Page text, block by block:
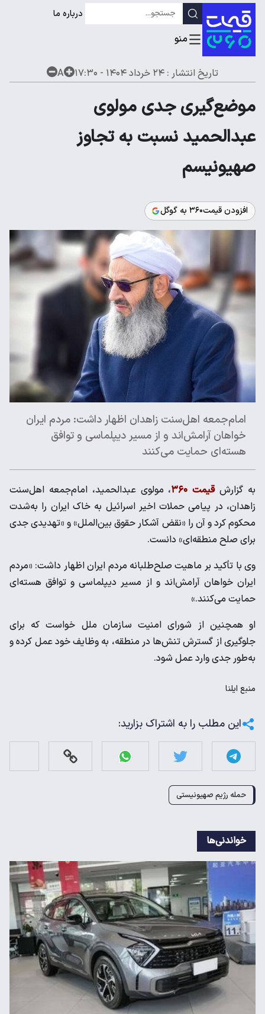
درباره ما
تاریخ انتشار : ۲۴ خرداد ۱۴۰۴ - ۱۷:۳۰ A
موضع‌گیری جدی مولوی
عبدالحمید نسبت به تجاوز
صهیونیسم
افزودن قیمت۳۶۰ به گوگل
امام‌جمعه اهل‌سنت زاهدان اظهار داشت: مردم ایران
خواهان آرامش‌اند و از مسیر دیپلماسی و توافق
هسته‌ای حمایت می‌کنند
به گزارشقیمت ۳۶۰
، مولوی عبدالحمید، امام‌جمعه اهل‌سنت
زاهدان، در پیامی حملات اخیر اسرائیل به خاک ایران را به‌شدت
محکوم کرد و آن را «نقض آشکار حقوق بین‌الملل» و «تهدیدی جدی
برای صلح منطقه‌ای» دانست.
وی با تأکید بر ماهیت صلح‌طلبانه مردم ایران اظهار داشت: «مردم
ایران خواهان آرامش‌اند و از مسیر دیپلماسی و توافق هسته‌ای
حمایت می‌کنند.»
او همچنین از شورای امنیت سازمان ملل خواست که برای
جلوگیری از گسترش تنش‌ها در منطقه، به وظایف خود عمل کرده و
به‌طور جدی وارد عمل شود.
منبع ایلنا
این مطلب را به اشتراک بزارید:
حمله رژیم صهیونیستی
خواندنی‌ها